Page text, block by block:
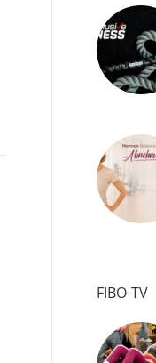
FIBO-TV